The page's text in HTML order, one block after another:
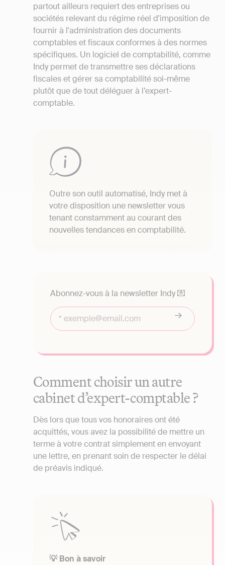
partout ailleurs requiert des entreprises ou
sociétés relevant du régime réel d'imposition de
fournir à l'administration des documents
comptables et fiscaux conformes à des normes
spécifiques. Un logiciel de comptabilité, comme
Indy permet de transmettre ses déclarations
fiscales et gérer sa comptabilité soi-même
plutôt que de tout déléguer à l’expert-
comptable.
Outre son outil automatisé, Indy met à
votre disposition une newsletter vous
tenant constamment au courant des
nouvelles tendances en comptabilité.
Abonnez-vous à la newsletter Indy 💌
Comment choisir un autre
cabinet d’expert-comptable ?
Dès lors que tous vos honoraires ont été
acquittés, vous avez la possibilité de mettre un
terme à votre contrat simplement en envoyant
une lettre, en prenant soin de respecter le délai
de préavis indiqué.
💡 Bon à savoir